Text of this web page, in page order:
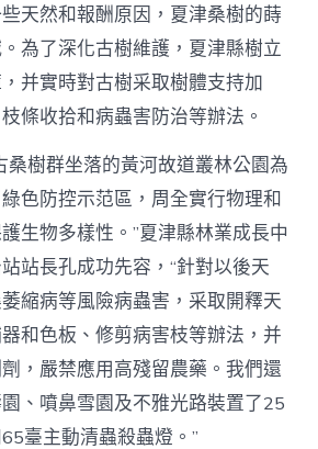
天然和報酬原因，夏津桑樹的蒔
為了深化古樹維護，夏津縣樹立
并實時對古樹采取樹體支持加
條收拾和病蟲害防治等辦法。
桑樹群坐落的黃河故道叢林公園為
色防控示范區，周全實行物理和
生物多樣性。”夏津縣林業成長中
站長孔成功先容，“針對以後天
縮病等風險病蟲害，采取開釋天
和色板、修剪病害枝等辦法，并
，嚴禁應用高殘留農藥。我們還
、噴鼻雪園及不雅光路裝置了25
臺主動清蟲殺蟲燈。”